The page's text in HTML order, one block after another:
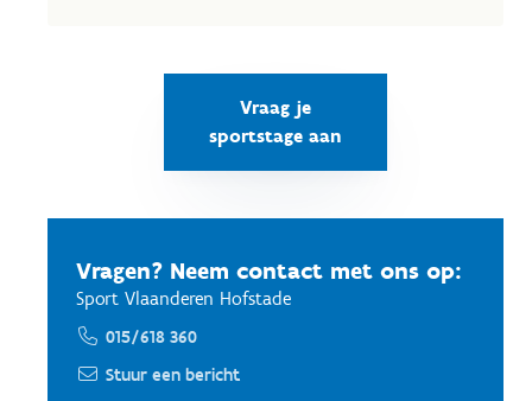
Vraag je
sportstage aan
Vragen? Neem contact met ons op:
Sport Vlaanderen Hofstade
015/618 360
Stuur een bericht